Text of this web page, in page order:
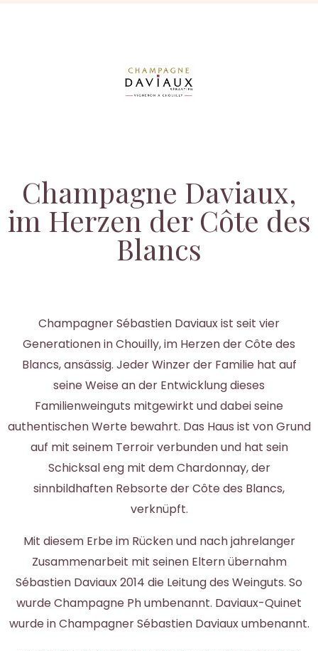
Champagne Daviaux,
im Herzen der Côte des
Blancs
Champagner Sébastien Daviaux ist seit vier
Generationen in Chouilly, im Herzen der Côte des
Blancs, ansässig. Jeder Winzer der Familie hat auf
seine Weise an der Entwicklung dieses
Familienweinguts mitgewirkt und dabei seine
authentischen Werte bewahrt. Das Haus ist von Grund
auf mit seinem Terroir verbunden und hat sein
Schicksal eng mit dem Chardonnay, der
sinnbildhaften Rebsorte der Côte des Blancs,
verknüpft.
Mit diesem Erbe im Rücken und nach jahrelanger
Zusammenarbeit mit seinen Eltern übernahm
Sébastien Daviaux 2014 die Leitung des Weinguts. So
wurde Champagne Ph umbenannt. Daviaux-Quinet
wurde in Champagner Sébastien Daviaux umbenannt.